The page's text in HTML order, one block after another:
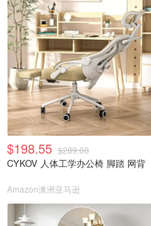
$198.55 $289.00
CYKOV 人体工学办公椅 脚踏 网背
Amazon澳洲亚马逊